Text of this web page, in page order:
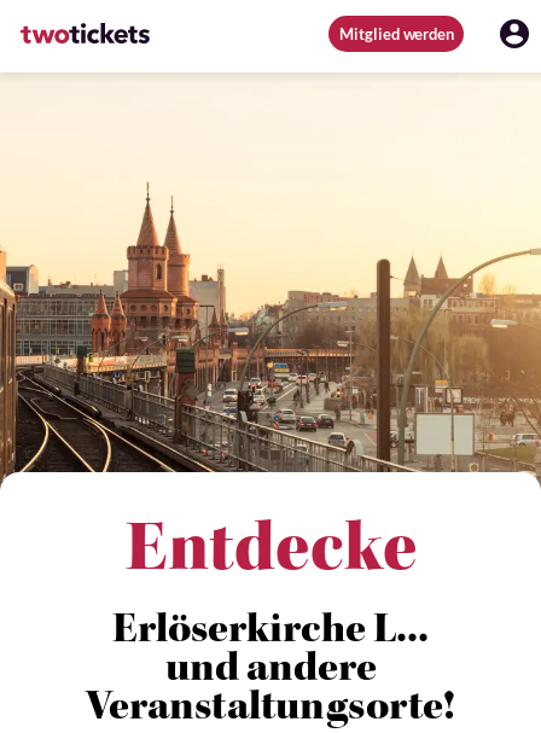
Mitglied werden
Entdecke
Erlöserkirche L...
und andere
Veranstaltungsorte!